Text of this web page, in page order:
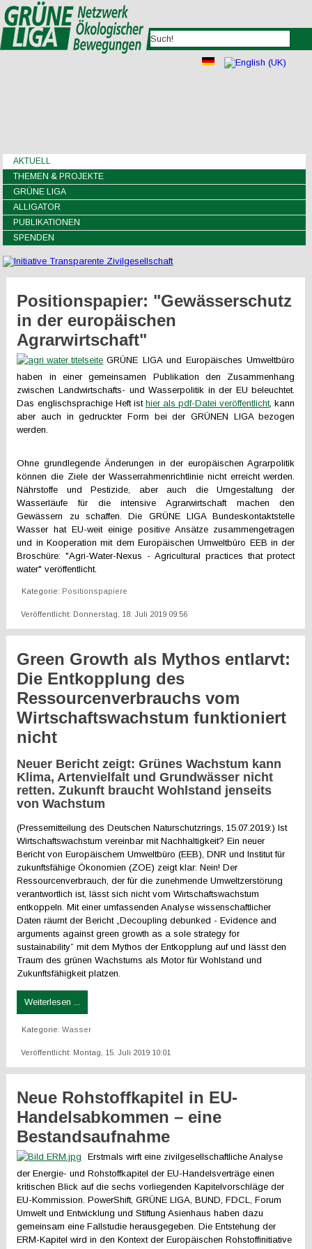
AKTUELL
THEMEN & PROJEKTE
GRÜNE LIGA
ALLIGATOR
PUBLIKATIONEN
SPENDEN
Positionspapier: "Gewässerschutz
in der europäischen
Agrarwirtschaft"
GRÜNE LIGA und Europäisches Umweltbüro
haben in einer gemeinsamen Publikation den Zusammenhang
zwischen Landwirtschafts- und Wasserpolitik in der EU beleuchtet.
Das englischsprachige Heft ist hier als pdf-Datei veröffentlicht, kann
aber auch in gedruckter Form bei der GRÜNEN LIGA bezogen
werden.
Ohne grundlegende Änderungen in der europäischen Agrarpolitik
können die Ziele der Wasserrahmenrichtlinie nicht erreicht werden.
Nährstoffe und Pestizide, aber auch die Umgestaltung der
Wasserläufe für die intensive Agrarwirtschaft machen den
Gewässern zu schaffen. Die GRÜNE LIGA Bundeskontaktstelle
Wasser hat EU-weit einige positive Ansätze zusammengetragen
und in Kooperation mit dem Europäischen Umweltbüro EEB in der
Broschüre: "Agri-Water-Nexus - Agricultural practices that protect
water" veröffentlicht.
Kategorie: Positionspapiere
Veröffentlicht: Donnerstag, 18. Juli 2019 09:56
Green Growth als Mythos entlarvt:
Die Entkopplung des
Ressourcenverbrauchs vom
Wirtschaftswachstum funktioniert
nicht
Neuer Bericht zeigt: Grünes Wachstum kann
Klima, Artenvielfalt und Grundwässer nicht
retten. Zukunft braucht Wohlstand jenseits
von Wachstum
(Pressemitteilung des Deutschen Naturschutzrings, 15.07.2019:) Ist
Wirtschaftswachstum vereinbar mit Nachhaltigkeit? Ein neuer
Bericht von Europäischem Umweltbüro (EEB), DNR und Institut für
zukunftsfähige Ökonomien (ZOE) zeigt klar: Nein! Der
Ressourcenverbrauch, der für die zunehmende Umweltzerstörung
verantwortlich ist, lässt sich nicht vom Wirtschaftswachstum
entkoppeln. Mit einer umfassenden Analyse wissenschaftlicher
Daten räumt der Bericht „Decoupling debunked - Evidence and
arguments against green growth as a sole strategy for
sustainability” mit dem Mythos der Entkopplung auf und lässt den
Traum des grünen Wachstums als Motor für Wohlstand und
Zukunftsfähigkeit platzen.
Weiterlesen ...
Kategorie:Wasser
Veröffentlicht: Montag, 15. Juli 2019 10:01
Neue Rohstoffkapitel in EU-
Handelsabkommen – eine
Bestandsaufnahme
Erstmals wirft eine zivilgesellschaftliche Analyse
der Energie- und Rohstoffkapitel der EU-Handelsverträge einen
kritischen Blick auf die sechs vorliegenden Kapitelvorschläge der
EU-Kommission. PowerShift, GRÜNE LIGA, BUND, FDCL, Forum
Umwelt und Entwicklung und Stiftung Asienhaus haben dazu
gemeinsam eine Fallstudie herausgegeben. Die Entstehung der
ERM-Kapitel wird in den Kontext der Europäischen Rohstoffinitiative